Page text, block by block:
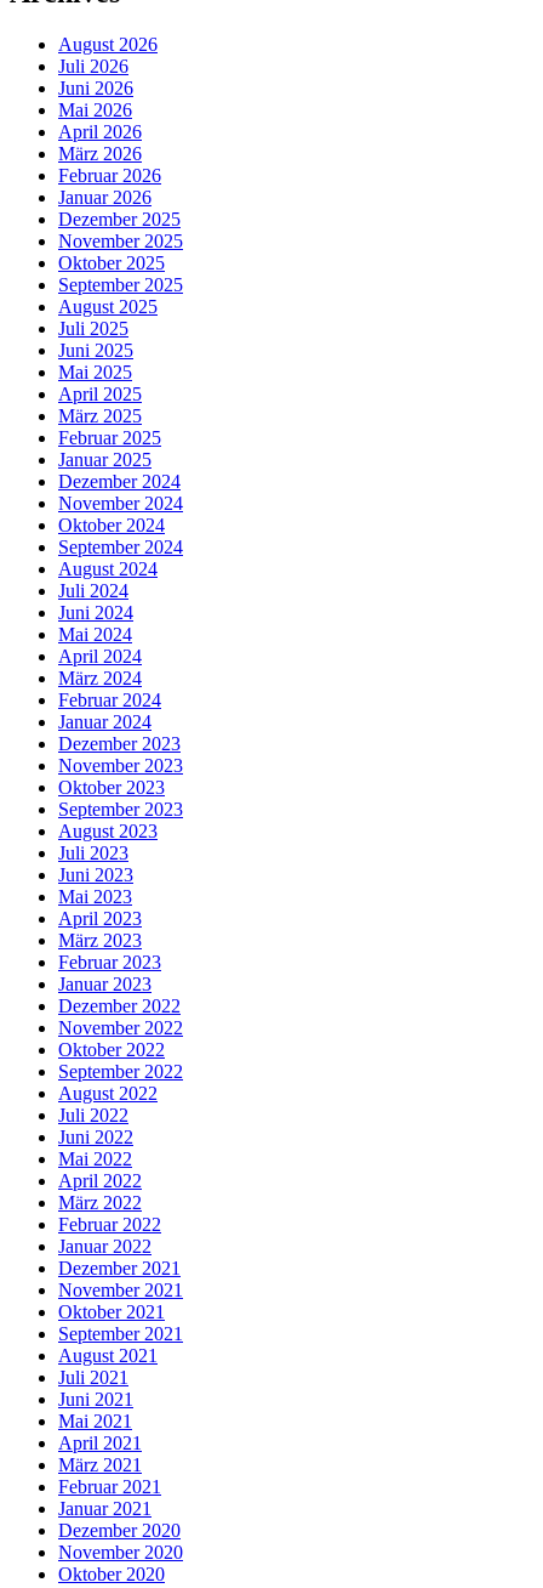
August 2026
Juli 2026
Juni 2026
Mai 2026
April 2026
März 2026
Februar 2026
Januar 2026
Dezember 2025
November 2025
Oktober 2025
September 2025
August 2025
Juli 2025
Juni 2025
Mai 2025
April 2025
März 2025
Februar 2025
Januar 2025
Dezember 2024
November 2024
Oktober 2024
September 2024
August 2024
Juli 2024
Juni 2024
Mai 2024
April 2024
März 2024
Februar 2024
Januar 2024
Dezember 2023
November 2023
Oktober 2023
September 2023
August 2023
Juli 2023
Juni 2023
Mai 2023
April 2023
März 2023
Februar 2023
Januar 2023
Dezember 2022
November 2022
Oktober 2022
September 2022
August 2022
Juli 2022
Juni 2022
Mai 2022
April 2022
März 2022
Februar 2022
Januar 2022
Dezember 2021
November 2021
Oktober 2021
September 2021
August 2021
Juli 2021
Juni 2021
Mai 2021
April 2021
März 2021
Februar 2021
Januar 2021
Dezember 2020
November 2020
Oktober 2020